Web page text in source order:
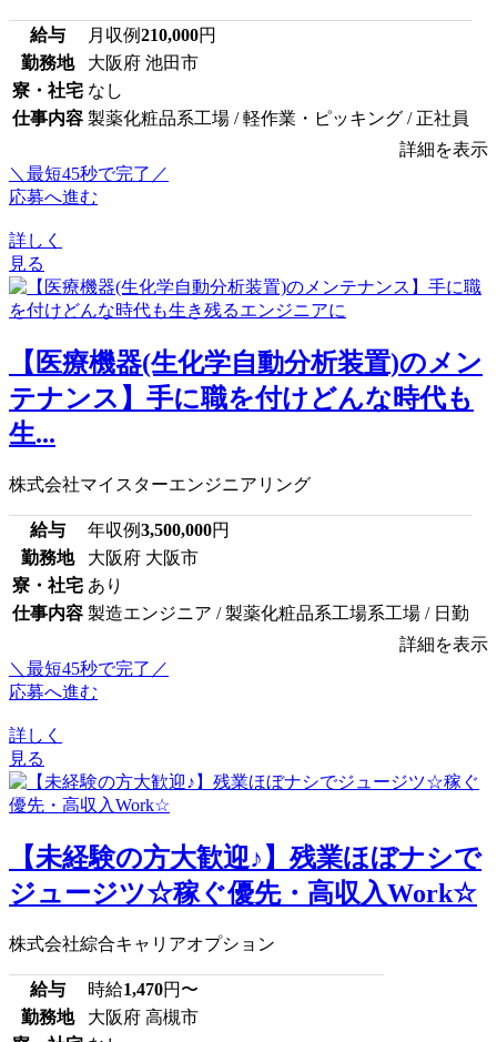
給与 月収例210,000円
勤務地
大阪府 池田市
寮・社宅 なし
仕事内容 製薬化粧品系工場 / 軽作業・ピッキング / 正社員
詳細を表示
＼最短45秒で完了／
応募へ進む
詳しく
見る
【医療機器(生化学自動分析装置)のメン
テナンス】手に職を付けどんな時代も
生...
株式会社マイスターエンジニアリング
給与 年収例3,500,000円
勤務地
大阪府 大阪市
寮・社宅 あり
仕事内容 製造エンジニア / 製薬化粧品系工場系工場 / 日勤
詳細を表示
＼最短45秒で完了／
応募へ進む
詳しく
見る
【未経験の方大歓迎♪】残業ほぼナシで
ジュージツ☆稼ぐ優先・高収入Work☆
株式会社綜合キャリアオプション
給与 時給1,470円〜
勤務地
大阪府 高槻市